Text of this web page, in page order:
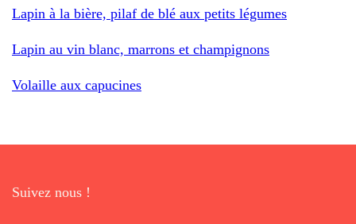
Lapin à la bière, pilaf de blé aux petits légumes
Lapin au vin blanc, marrons et champignons
Volaille aux capucines
Suivez nous !